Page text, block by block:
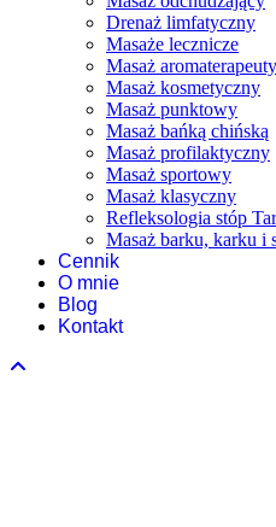
Drenaż limfatyczny
Masaże lecznicze
Masaż
Masaż kosmetyczny
Masaż punktowy
Masaż bańką chińską
Masaż profilaktyczny
Masaż sportowy
Masaż klasyczny
Refleksologia stóp
Masaż barku, karku i
Cennik
O mnie
Blog
Kontakt